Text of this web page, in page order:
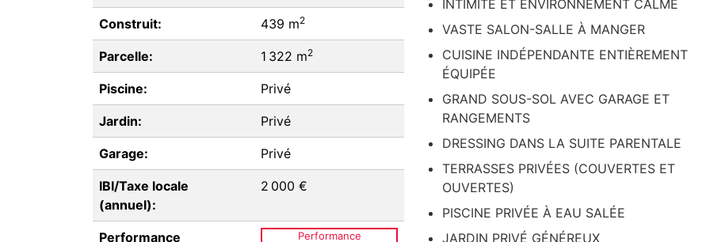
Construit: 439 m2
Parcelle: 1 322 m2
Piscine: Privé
Jardin: Privé
Garage: Privé
IBI/Taxe locale
(annuel):
2 000 €
Performance Performance
INTIMITÉ ET ENVIRONNEMENT CALME
VASTE SALON-SALLE À MANGER
CUISINE INDÉPENDANTE ENTIÈREMENT
ÉQUIPÉE
GRAND SOUS-SOL AVEC GARAGE ET
RANGEMENTS
DRESSING DANS LA SUITE PARENTALE
TERRASSES PRIVÉES (COUVERTES ET
OUVERTES)
PISCINE PRIVÉE À EAU SALÉE
JARDIN PRIVÉ GÉNÉREUX